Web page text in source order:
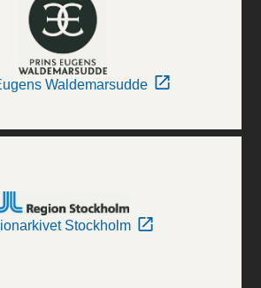
Waldemarsudde
Stockholm